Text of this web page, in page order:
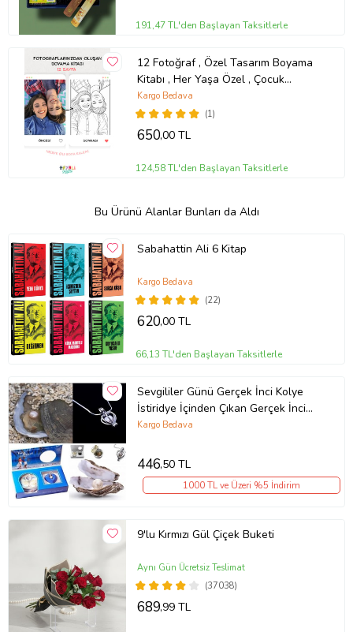
191,47 TL'den Başlayan Taksitlerle
12 Fotoğraf , Özel Tasarım Boyama
Kitabı , Her Yaşa Özel , Çocuk
Gelişimi , Doğum Günü , Sevgiliye ,
Hediye
(1)
Kargo Bedava
650,00 TL
124,58 TL'den Başlayan Taksitlerle
Bu Ürünü Alanlar Bunları da Aldı
Sabahattin Ali 6 Kitap
(22)
Kargo Bedava
620,00 TL
66,13 TL'den Başlayan Taksitlerle
Sevgililer Günü Gerçek İnci Kolye
İstiridye İçinden Çıkan Gerçek İnci
Kolye Set Sevgiliye Şık Hediye
Kargo Bedava
446,50 TL
1000 TL ve Üzeri %5 İndirim
9'lu Kırmızı Gül Çiçek Buketi
(37038)
Aynı Gün Ücretsiz Teslimat
689,99 TL